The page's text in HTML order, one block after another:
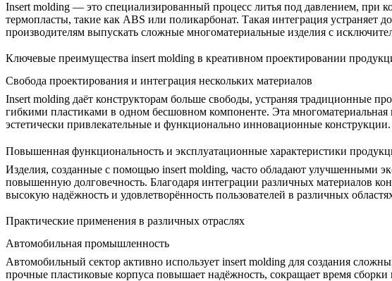
Insert molding — это специализированный процесс литья под давлением, при
термопласты, такие как ABS или поликарбонат. Такая интеграция устраняет
производителям выпускать сложные многоматериальные изделия с
Ключевые преимущества insert molding в креативном проектировании
Свобода проектирования и интеграция нескольких материалов
Insert molding даёт конструкторам больше свободы, устраняя традиционные
гибкими пластиками в одном бесшовном компоненте. Эта многоматериальная
эстетически привлекательные и функционально инновационные конструкции.
Повышенная функциональность и эксплуатационные характеристики
Изделия, созданные с помощью insert molding, часто обладают улучшенными
повышенную долговечность. Благодаря интеграции различных материалов
высокую надёжность и удовлетворённость пользователей в различных
Практические применения в различных отраслях
Автомобильная промышленность
Автомобильный сектор активно использует insert molding для создания
прочные пластиковые корпуса повышает надёжность, сокращает время сборки